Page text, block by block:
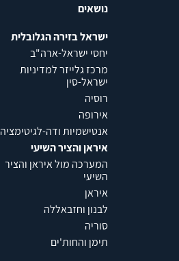
נושאים
ישראל בזירה הגלובלית
יחסי ישראל-ארה"ב
מרכז גלייזר למדיניות
ישראל-סין
רוסיה
אירופה
אנטישמיות ודה-לגיטימציה
איראן והציר השיעי
המערכה מול איראן והציר
השיעי
איראן
לבנון וחזבאללה
סוריה
תימן והחות'ים